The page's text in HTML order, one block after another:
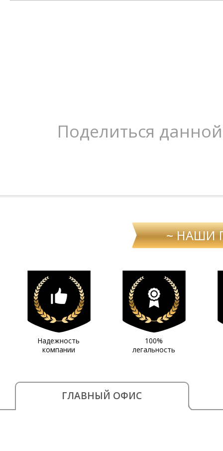
Поделиться
~ НАШИ
Надежность
компании
100%
легальность
ГЛАВНЫЙ ОФИС